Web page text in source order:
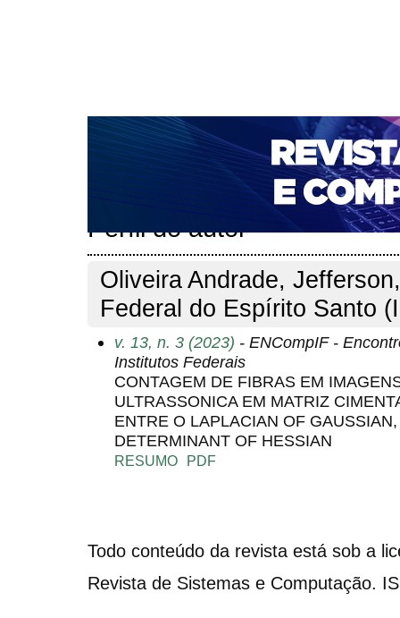
CAPA SOBRE ACESSO CADASTRO
NOTÍCIAS
PORTAL DE REVISTAS DA UNIFACS
PARA AVALIADORES
NOVA SUBMISSÃO
Perfil do autor
Oliveira Andrade,
Federal do Espírito Santo
v. 13, n. 3 (2023) - ENCompIF -
Institutos Federais
CONTAGEM DE FIBRAS EM
ULTRASSONICA EM MATRIZ
ENTRE O LAPLACIAN OF
DETERMINANT OF HESSIAN
RESUMO PDF
Todo conteúdo da revista está sob a
Revista de Sistemas e Computação.